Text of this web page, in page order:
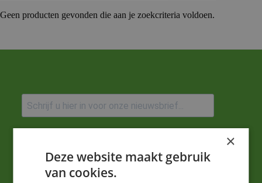
Geen producten gevonden die aan je zoekcriteria voldoen.
Versturen
×
Deze website maakt gebruik
van cookies.